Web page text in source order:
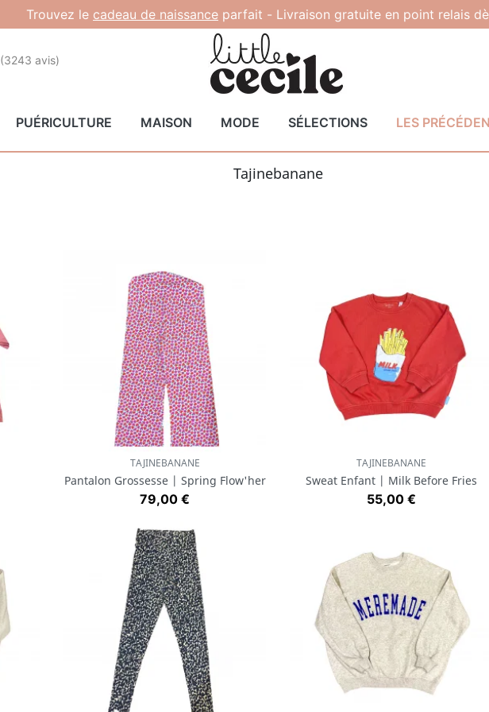
Trouvez le cadeau de naissance parfait - Livraison gratuite en point relais
(3243 avis)
PUÉRICULTURE MAISON MODE SÉLECTIONS LES
Tajinebanane
Aperçu rapide
TAJINEBANANE
Pantalon Grossesse | Spring Flow'her
Prix
79,00 €
Aperçu rapide
TAJINEBANANE
Sweat Enfant | Milk Before Fries
Prix
55,00 €